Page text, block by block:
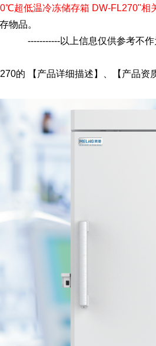
超低温冷冻储存箱 DW-FL270"相
物品。
-----------以上信息仅供参考不
的 【产品详细描述】、【产品